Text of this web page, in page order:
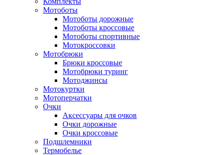
Мотоботы
Мотоботы дорожные
Мотоботы кроссовые
Мотоботы спортивные
Мотокроссовки
Мотобрюки
Брюки кроссовые
Мотобрюки туринг
Мотоджинсы
Мотокуртки
Мотоперчатки
Очки
Аксессуары для очков
Очки дорожные
Очки кроссовые
Подшлемники
Термобелье